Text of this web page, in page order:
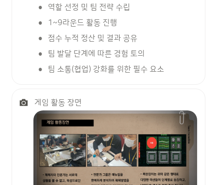
• 역할 선정 및 팀 전략 수립
• 1~9라운드 활동 진행
• 점수 누적 정산 및 결과 공유
• 팀 발달 단계에 따른 경험 토의
• 팀 소통(협업) 강화를 위한 필수 요소
게임 활동 장면